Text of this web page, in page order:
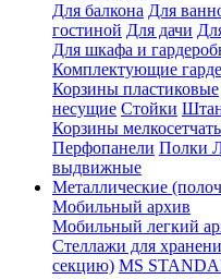
Для балкона Для
гостиной Для дачи
Для шкафа и
Комплектующие
Корзины пластиковые
несущие Стойки
Корзины
Перфопанели Полки
выдвижные
Металлические
Мобильный архив
Мобильный легкий
Стеллажи для
секцию) MS